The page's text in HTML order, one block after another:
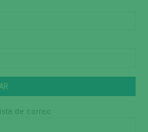
de correo